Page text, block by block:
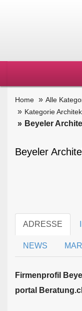
Home
Alle
Kategorie
Beyeler
Beyeler
ADRESSE
NEWS
Firmen­profil
portal